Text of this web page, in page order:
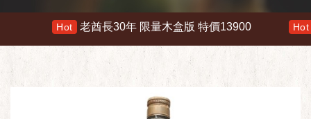
老酋長30年 限量木盒版 特價13900